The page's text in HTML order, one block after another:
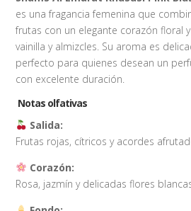
es una fragancia femenina que
frutas con un elegante corazón floral
vainilla y almizcles. Su aroma es
perfecto para quienes desean un
con excelente duración.
Notas olfativas
Salida:
Frutas rojas, cítricos y acordes
Corazón:
Rosa, jazmín y delicadas flores